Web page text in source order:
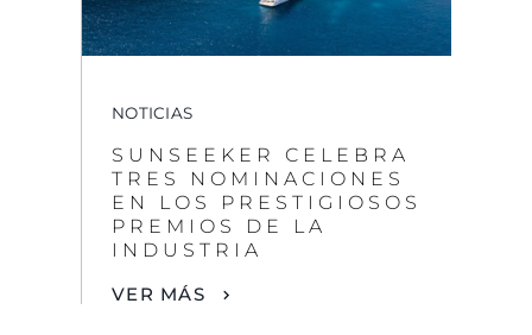
SUNSEEKER CELEBRA
TRES NOMINACIONES
EN LOS PRESTIGIOSOS
INDUSTRIA
VER MÁS